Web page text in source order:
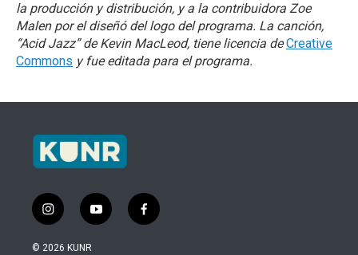
la producción y distribución, y a la contribuidora Zoe
Malen por el diseñó del logo del programa. La canción,
“Acid Jazz” de Kevin MacLeod, tiene licencia deCreative
Commons y fue editada para el programa.
i
n
s
y
o
f
a
© 2026 KUNR